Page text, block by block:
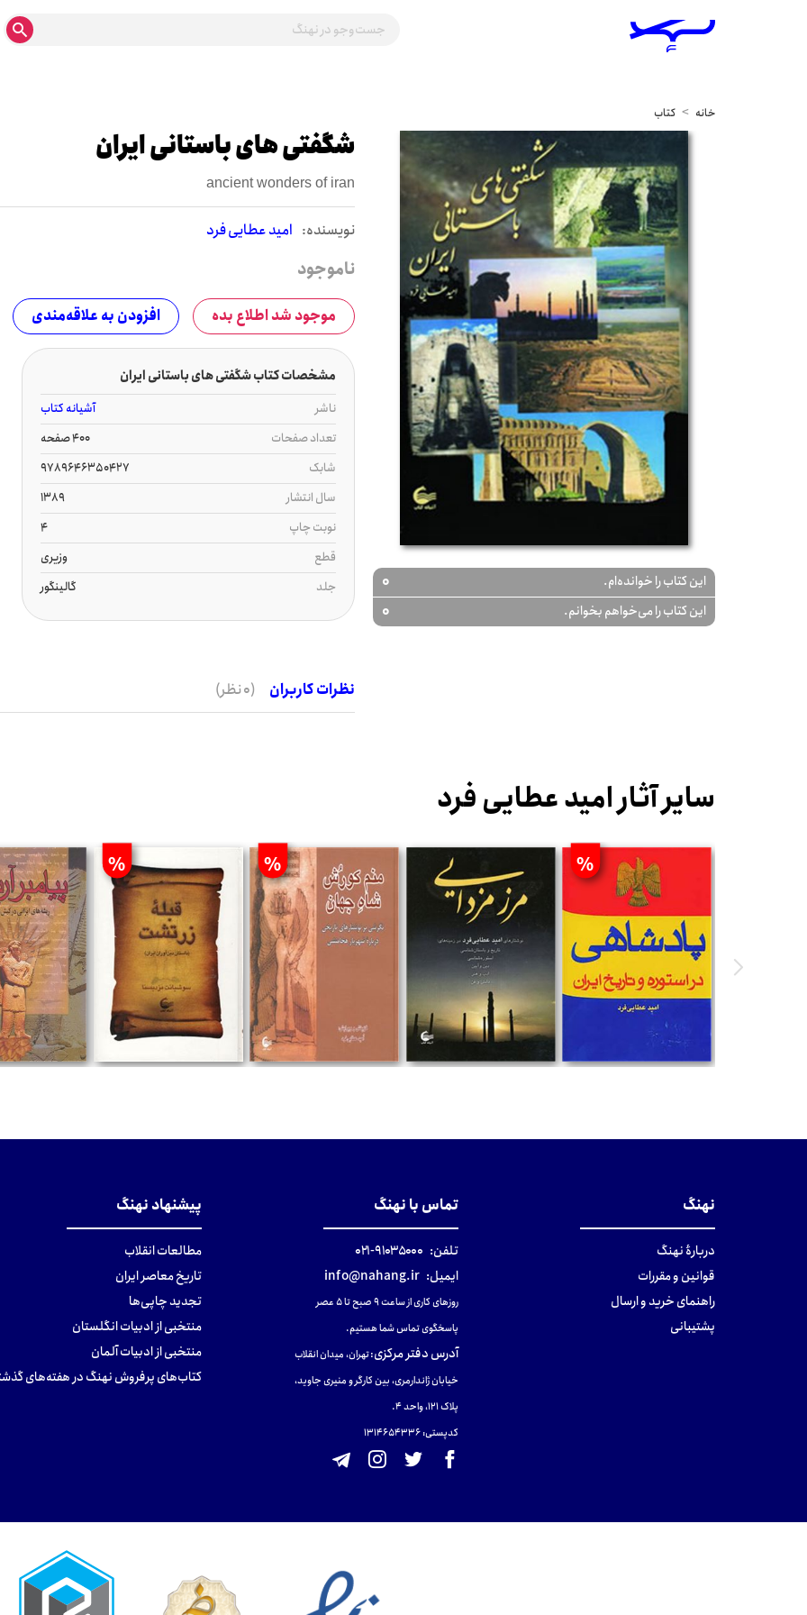
خانه کتاب
این کتاب را خوانده‌ام. 0
این کتاب را می‌خواهم بخوانم. 0
شگفتی های باستانی ایران
ancient wonders of iran
نويسنده: امید عطایی فرد
ناموجود
موجود شد اطلاع بده افزودن به علاقه‌مندی
مشخصات کتاب شگفتی های باستانی ایران
ناشر
آشیانه کتاب
تعداد صفحات
400 صفحه
شابک
9789646350427
سال انتشار
1389
نوبت چاپ
4
قطع
وزیری
جلد
گالینگور
نظرات کاربران (0 نظر)
سایر آثار امید عطایی فرد
%
%
%
نهنگ
دربارهٔ نهنگ
قوانین و مقررات
راهنمای خرید و ارسال
پشتیبانی
تماس با نهنگ
تلفن: ۹۱۰۳۵۰۰۰-۰۲۱
ایمیل: info@nahang.ir
روزهای کاری از ساعت ۹ صبح تا ۵ عصر
پاسخگوی تماس شما هستیم.
آدرس دفتر مرکزی:تهران، میدان انقلاب
خیابان ژاندارمری، بین کارگر و منیری جاوید،
پلاک 121، واحد ۴.
کدپستی: 131465433۶
پیشنهاد نهنگ
مطالعات انقلاب
تاریخ معاصر ایران
تجدید چاپی‌ها
منتخبی از ادبیات انگلستان
منتخبی از ادبیات آلمان
کتاب‌های پرفروش نهنگ در هفته‌های